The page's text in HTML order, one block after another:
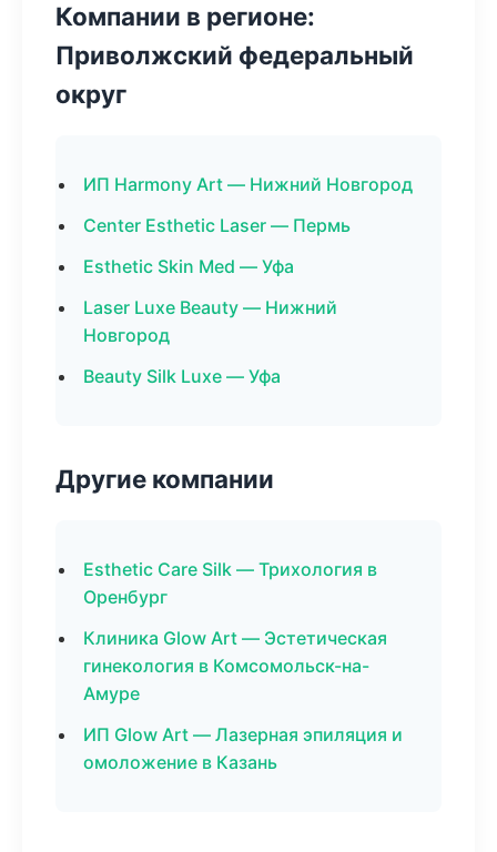
Компании в регионе:
Приволжский федеральный
округ
ИП Harmony Art — Нижний Новгород
Center Esthetic Laser — Пермь
Esthetic Skin Med — Уфа
Laser Luxe Beauty — Нижний
Новгород
Beauty Silk Luxe — Уфа
Другие компании
Esthetic Care Silk — Трихология в
Оренбург
Клиника Glow Art — Эстетическая
гинекология в Комсомольск-на-
Амуре
ИП Glow Art — Лазерная эпиляция и
омоложение в Казань